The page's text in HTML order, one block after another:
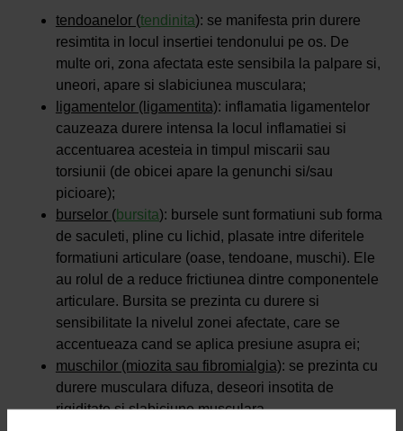
tendoanelor (tendinita): se manifesta prin durere
resimtita in locul insertiei tendonului pe os. De
multe ori, zona afectata este sensibila la palpare si,
uneori, apare si slabiciunea musculara;
ligamentelor (ligamentita): inflamatia ligamentelor
cauzeaza durere intensa la locul inflamatiei si
accentuarea acesteia in timpul miscarii sau
torsiunii (de obicei apare la genunchi si/sau
picioare);
burselor (bursita): bursele sunt formatiuni sub forma
de saculeti, pline cu lichid, plasate intre diferitele
formatiuni articulare (oase, tendoane, muschi). Ele
au rolul de a reduce frictiunea dintre componentele
articulare. Bursita se prezinta cu durere si
sensibilitate la nivelul zonei afectate, care se
accentueaza cand se aplica presiune asupra ei;
muschilor (miozita sau fibromialgia): se prezinta cu
durere musculara difuza, deseori insotita de
rigiditate si slabiciune musculara.